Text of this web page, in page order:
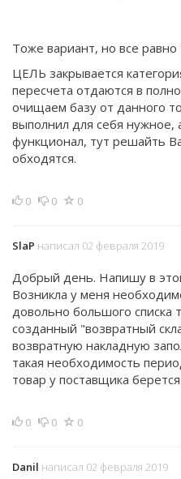
Тоже вариант, но все
ЦЕЛЬ закрывается
пересчета отдаются в
очищаем базу от данного
выполнил для себя нужное,
функционал, тут решайть
обходятся.
0 0 0
SlaP написал 02 февраля 2019
Добрый день. Напишу в
Возникла у меня
довольно большого списка
созданный "возвратный
возвратную накладную
такая необходимость
товар у поставщика
0 0 0
Danil написал 02 февраля 2019